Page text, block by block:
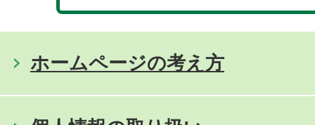
ホームページの考え方